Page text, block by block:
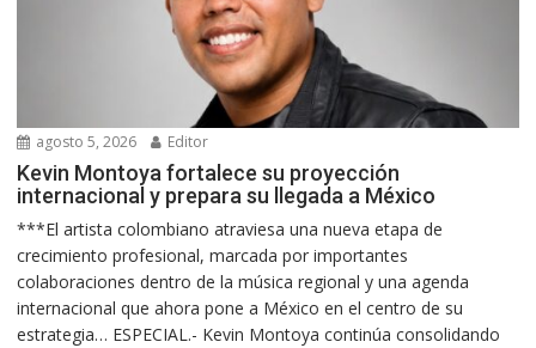
agosto 5, 2026 Editor
Kevin Montoya fortalece su proyección
internacional y prepara su llegada a México
***El artista colombiano atraviesa una nueva etapa de
crecimiento profesional, marcada por importantes
colaboraciones dentro de la música regional y una agenda
internacional que ahora pone a México en el centro de su
estrategia… ESPECIAL.- Kevin Montoya continúa consolidando